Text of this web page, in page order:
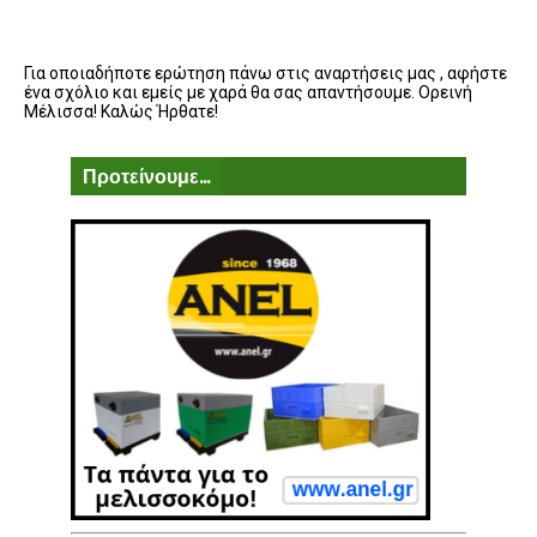
Για οποιαδήποτε ερώτηση πάνω στις αναρτήσεις μας , αφήστε
ένα σχόλιο και εμείς με χαρά θα σας απαντήσουμε. Ορεινή
Μέλισσα! Καλώς Ήρθατε!
Προτείνουμε...